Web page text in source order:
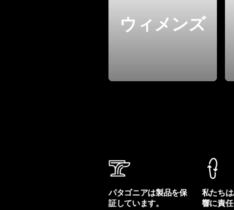
ウィメンズ
パタゴニアは製品を保
証しています。
私たち
響に責任